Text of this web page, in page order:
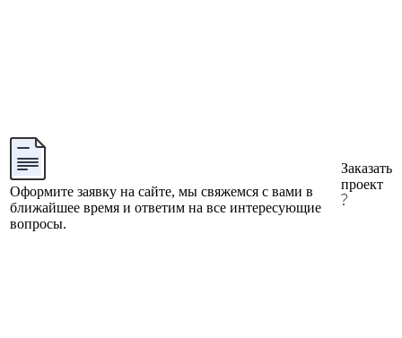
Оформите заявку на сайте, мы свяжемся с вами в
ближайшее время и ответим на все интересующие
вопросы.
Заказать
проект